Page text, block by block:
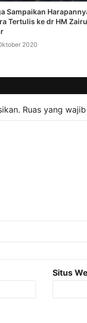
Sampaikan
Tertulis ke dr HM
2020
Ruas yang
Situs